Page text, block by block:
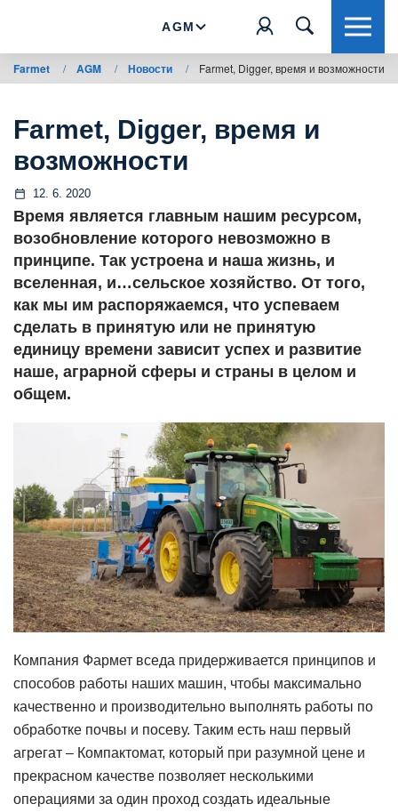
AGM
Farmet / AGM / Новости / Farmet, Digger, время и возможности
Farmet, Digger, время и
возможности
12. 6. 2020
Время является главным нашим ресурсом,
возобновление которого невозможно в
принципе. Так устроена и наша жизнь, и
вселенная, и…сельское хозяйство. От того,
как мы им распоряжаемся, что успеваем
сделать в принятую или не принятую
единицу времени зависит успех и развитие
наше, аграрной сферы и страны в целом и
общем.
Компания Фармет вседа придерживается принципов и
способов работы наших машин, чтобы максимально
качественно и производительно выполнять работы по
обработке почвы и посеву. Таким есть наш первый
агрегат – Компактомат, который при разумной цене и
прекрасном качестве позволяет несколькими
операциями за один проход создать идеальные